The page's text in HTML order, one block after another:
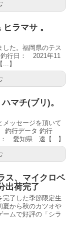
ラマサ 。
した。福岡県のテス
釣行日： 2021年11
】
マチ(ブリ)。
メッセージを頂いて
釣行データ 釣行
： 愛知県 遠【...】
ス、マイクロベ
出荷完了
完了した季節限定生
夏から秋のカツオや
ームで好評の「シラ